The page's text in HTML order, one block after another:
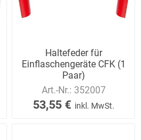
Haltefeder für
Einflaschengeräte CFK (1
Paar)
Art.-Nr.: 352007
53,55 € inkl. MwSt.